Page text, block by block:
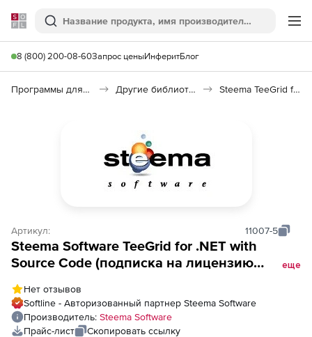
Softline
Поиск
8 (800) 200-08-60Запрос ценыИнферитБлог
Программы для программирования Другие библиотеки Steema TeeGrid for .NET
Артикул: 11007-5
Steema Software TeeGrid for .NET with
Source Code (подписка на лицензию
еще
Нет отзывов
Softline - Авторизованный партнер Steema Software
Производитель: Steema Software
Прайс-лист
Скопировать ссылку